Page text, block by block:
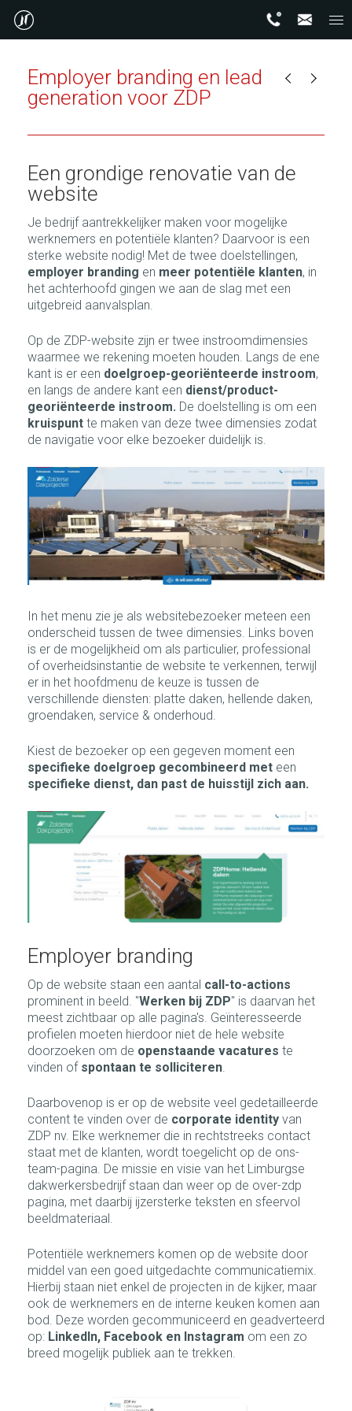
Employer branding en lead
generation voor ZDP
Een grondige renovatie van de
website
Je bedrijf aantrekkelijker maken voor mogelijke
werknemers en potentiële klanten? Daarvoor is een
sterke website nodig! Met de twee doelstellingen,
employer branding en meer potentiële klanten, in
het achterhoofd gingen we aan de slag met een
uitgebreid aanvalsplan.
Op de ZDP-website zijn er twee instroomdimensies
waarmee we rekening moeten houden. Langs de ene
kant is er een doelgroep-georiënteerde instroom,
en langs de andere kant een dienst/product-
georiënteerde instroom. De doelstelling is om een
kruispunt te maken van deze twee dimensies zodat
de navigatie voor elke bezoeker duidelijk is.
In het menu zie je als websitebezoeker meteen een
onderscheid tussen de twee dimensies. Links boven
is er de mogelijkheid om als particulier, professional
of overheidsinstantie de website te verkennen, terwijl
er in het hoofdmenu de keuze is tussen de
verschillende diensten: platte daken, hellende daken,
groendaken, service & onderhoud.
Kiest de bezoeker op een gegeven moment een
specifieke doelgroep gecombineerd met een
specifieke dienst, dan past de huisstijl zich aan.
Employer branding
Op de website staan een aantal call-to-actions
prominent in beeld. "Werken bij ZDP" is daarvan het
meest zichtbaar op alle pagina's. Geïnteresseerde
profielen moeten hierdoor niet de hele website
doorzoeken om de openstaande vacatures te
vinden of spontaan te solliciteren.
Daarbovenop is er op de website veel gedetailleerde
content te vinden over de corporate identity van
ZDP nv. Elke werknemer die in rechtstreeks contact
staat met de klanten, wordt toegelicht op de ons-
team-pagina. De missie en visie van het Limburgse
dakwerkersbedrijf staan dan weer op de over-zdp
pagina, met daarbij ijzersterke teksten en sfeervol
beeldmateriaal.
Potentiële werknemers komen op de website door
middel van een goed uitgedachte communicatiemix.
Hierbij staan niet enkel de projecten in de kijker, maar
ook de werknemers en de interne keuken komen aan
bod. Deze worden gecommuniceerd en geadverteerd
op: LinkedIn, Facebook en Instagram om een zo
breed mogelijk publiek aan te trekken.